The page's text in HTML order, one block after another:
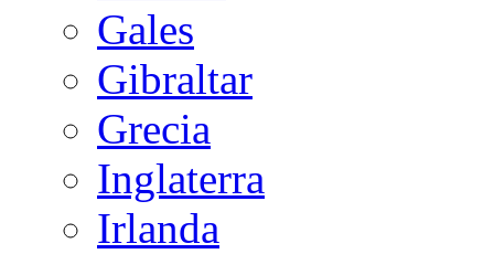
Gales
Gibraltar
Grecia
Inglaterra
Irlanda